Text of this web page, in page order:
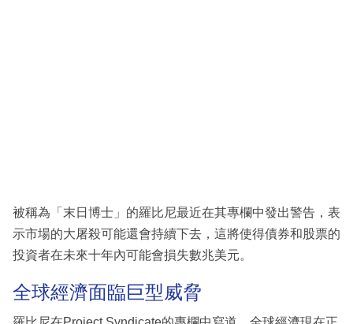
區
被稱為「末日博士」的羅比尼最近在其專欄中發出警告，表
示市場的大屠殺可能還會持續下去，這將使得債券和股票的
投資者在未來十年內可能會損失數兆美元。
全球經濟面臨巨型威脅